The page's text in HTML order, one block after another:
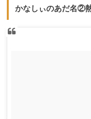
かなしぃのあだ名②